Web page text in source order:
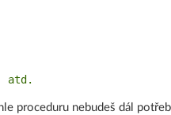
proceduru nebudeš dál